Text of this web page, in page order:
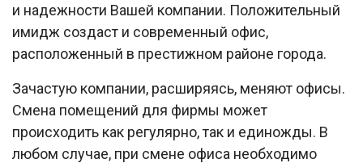
и надежности Вашей компании. Положительный
имидж создаст и современный офис,
расположенный в престижном районе города.
Зачастую компании, расширяясь, меняют офисы.
Смена помещений для фирмы может
происходить как регулярно, так и единожды. В
любом случае, при смене офиса необходимо